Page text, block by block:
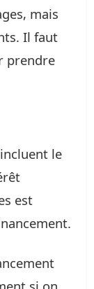
mais
Il faut
prendre
le
est